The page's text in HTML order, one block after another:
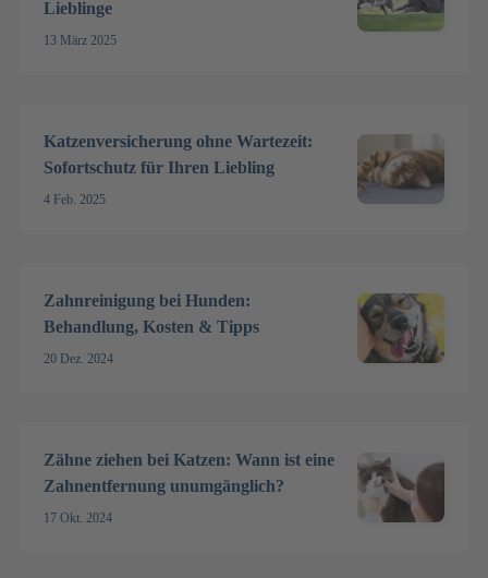
Lieblinge
13 März 2025
Katzenversicherung ohne Wartezeit:
Sofortschutz für Ihren Liebling
4 Feb. 2025
Zahnreinigung bei Hunden:
Behandlung, Kosten & Tipps
20 Dez. 2024
Zähne ziehen bei Katzen: Wann ist eine
Zahnentfernung unumgänglich?
17 Okt. 2024